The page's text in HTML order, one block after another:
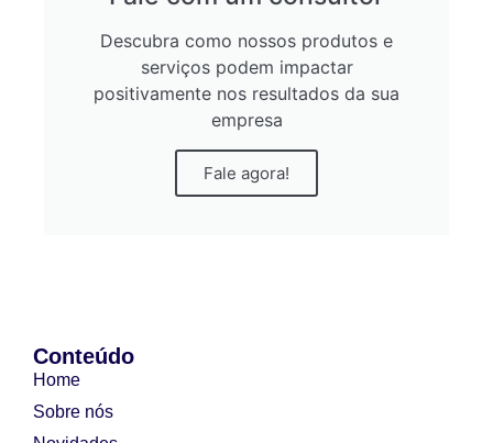
Descubra como nossos produtos e
serviços podem impactar
positivamente nos resultados da sua
empresa
Fale agora!
Conteúdo
Home
Sobre nós